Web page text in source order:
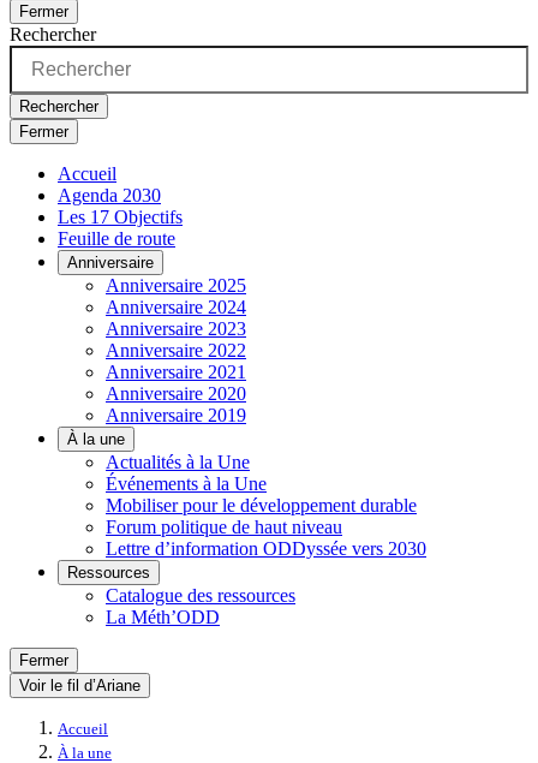
Fermer
Rechercher
Rechercher
Fermer
Accueil
Agenda 2030
Les 17 Objectifs
Feuille de route
Anniversaire
Anniversaire 2025
Anniversaire 2024
Anniversaire 2023
Anniversaire 2022
Anniversaire 2021
Anniversaire 2020
Anniversaire 2019
À la une
Actualités à la Une
Événements à la Une
Mobiliser pour le développement durable
Forum politique de haut niveau
Lettre d’information ODDyssée vers 2030
Ressources
Catalogue des ressources
La Méth’ODD
Fermer
Voir le fil d’Ariane
Accueil
À la une